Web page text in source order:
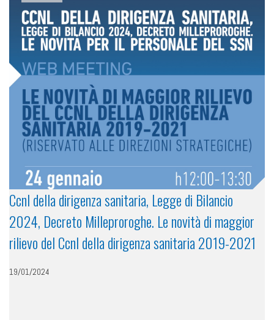
Ccnl della dirigenza sanitaria, Legge di Bilancio
2024, Decreto Milleproroghe. Le novità di maggior
rilievo del Ccnl della dirigenza sanitaria 2019-2021
19/01/2024